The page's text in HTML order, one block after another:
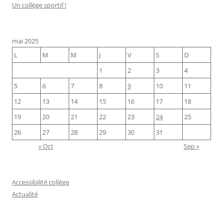
Un collège sportif !
mai 2025
L
M M J V S
D
1
2 3
4
5
6 7 8 9 10
11
12
13 14 15 16 17
18
19
20 21 22 23 24
25
26
27 28 29 30
31
« Oct
Sep »
Accessibilité collège
Actualité